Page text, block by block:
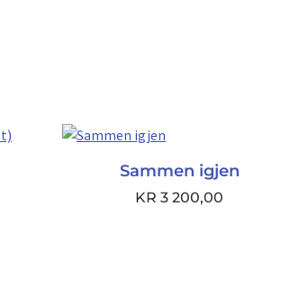
Sammen igjen
KR 3 200,00